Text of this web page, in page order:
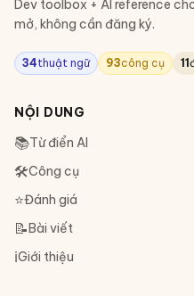
Dev toolbox + AI reference
mở, không cần đăng ký.
34thuật ngữ 93công cụ 11
NỘI DUNG
📚Từ điển AI
🛠Công cụ
⭐Đánh giá
📝Bài viết
ℹ️Giới thiệu